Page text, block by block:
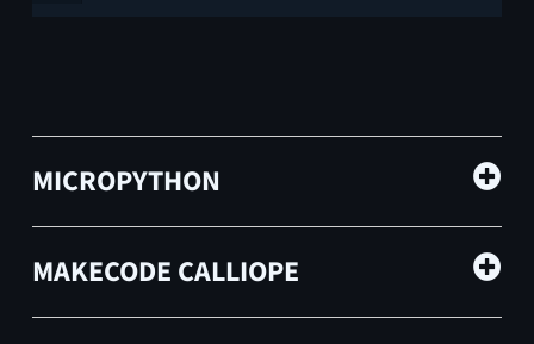
MICROPYTHON
MAKECODE CALLIOPE